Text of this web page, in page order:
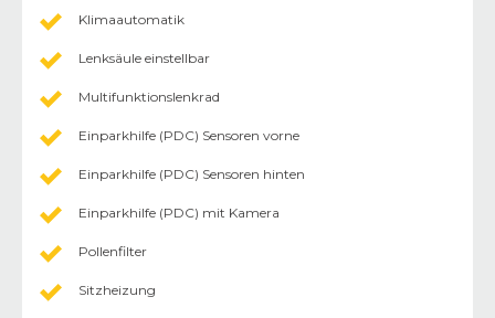
Klimaautomatik
Lenksäule einstellbar
Multifunktionslenkrad
Einparkhilfe (PDC) Sensoren vorne
Einparkhilfe (PDC) Sensoren hinten
Einparkhilfe (PDC) mit Kamera
Pollenfilter
Sitzheizung